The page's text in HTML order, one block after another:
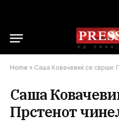
Home » Саша Ковачевиќ се сврши:
Саша
Прстенот